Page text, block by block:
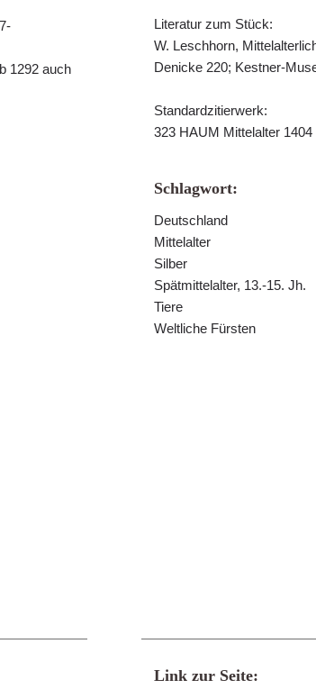
1292 auch
Literatur zum Stück:
W. Leschhorn,
Denicke 220; Kestner-
Standardzitierwerk:
323 HAUM Mittelalter 1404
Schlagwort:
Deutschland
Mittelalter
Silber
Spätmittelalter, 13.-15. Jh.
Tiere
Weltliche Fürsten
Link zur Seite: